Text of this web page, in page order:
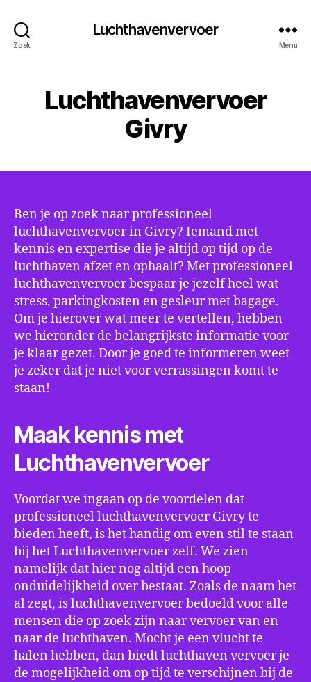
Zoek
Luchthavenvervoer
Menu
Luchthavenvervoer
Givry
Ben je op zoek naar professioneel
luchthavenvervoer in Givry? Iemand met
kennis en expertise die je altijd op tijd op de
luchthaven afzet en ophaalt? Met professioneel
luchthavenvervoer bespaar je jezelf heel wat
stress, parkingkosten en gesleur met bagage.
Om je hierover wat meer te vertellen, hebben
we hieronder de belangrijkste informatie voor
je klaar gezet. Door je goed te informeren weet
je zeker dat je niet voor verrassingen komt te
staan!
Maak kennis met
Luchthavenvervoer
Voordat we ingaan op de voordelen dat
professioneel luchthavenvervoer Givry te
bieden heeft, is het handig om even stil te staan
bij het Luchthavenvervoer zelf. We zien
namelijk dat hier nog altijd een hoop
onduidelijkheid over bestaat. Zoals de naam het
al zegt, is luchthavenvervoer bedoeld voor alle
mensen die op zoek zijn naar vervoer van en
naar de luchthaven. Mocht je een vlucht te
halen hebben, dan biedt luchthaven vervoer je
de mogelijkheid om op tijd te verschijnen bij de